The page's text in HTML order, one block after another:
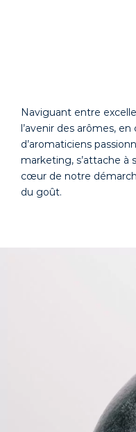
Naviguant entre
l’avenir des arômes,
d’aromaticiens
marketing, s’attache à
cœur de notre
du goût.